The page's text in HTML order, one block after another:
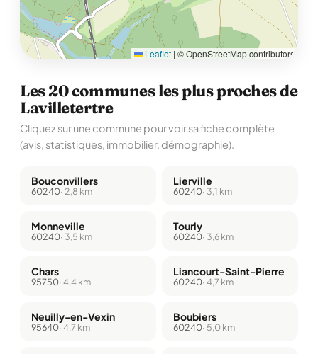
Leaflet | © OpenStreetMap contributors
Les 20 communes les plus proches de
Lavilletertre
Cliquez sur une commune pour voir sa fiche complète
(avis, statistiques, immobilier, démographie).
Bouconvillers
60240· 2,8 km
Lierville
60240· 3,1 km
Monneville
60240· 3,5 km
Tourly
60240· 3,6 km
Chars
95750· 4,4 km
Liancourt-Saint-Pierre
60240· 4,7 km
Neuilly-en-Vexin
95640· 4,7 km
Boubiers
60240· 5,0 km